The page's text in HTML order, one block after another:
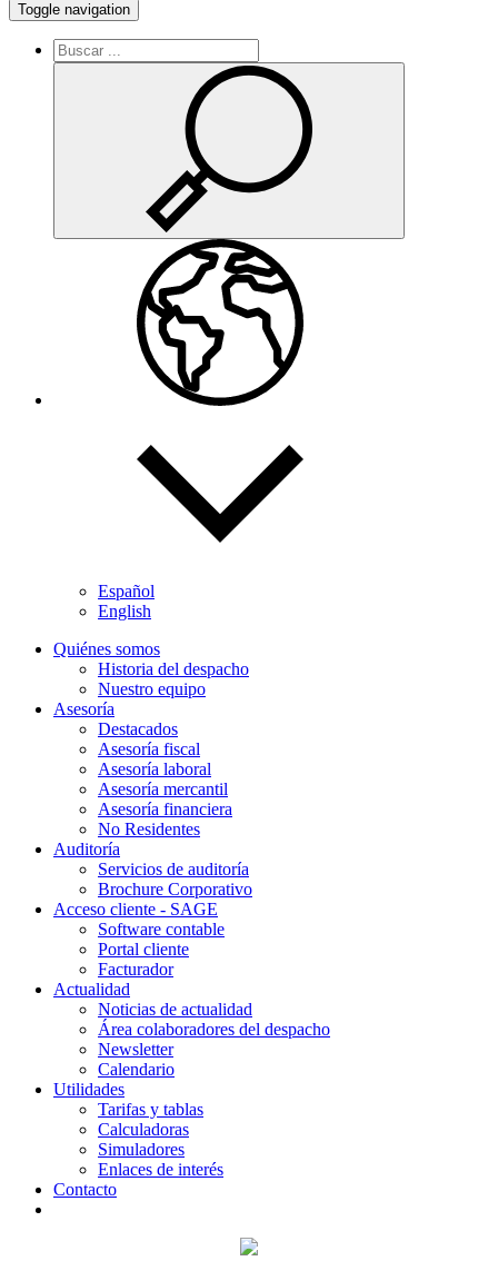
Toggle navigation
Español
English
Quiénes somos
Historia del despacho
Nuestro equipo
Asesoría
Destacados
Asesoría fiscal
Asesoría laboral
Asesoría mercantil
Asesoría financiera
No Residentes
Auditoría
Servicios de auditoría
Brochure Corporativo
Acceso cliente - SAGE
Software contable
Portal cliente
Facturador
Actualidad
Noticias de actualidad
Área colaboradores del despacho
Newsletter
Calendario
Utilidades
Tarifas y tablas
Calculadoras
Simuladores
Enlaces de interés
Contacto